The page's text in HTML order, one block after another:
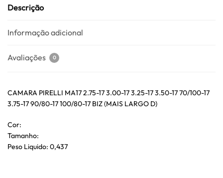
Descrição
Informação adicional
Avaliações 0
CAMARA PIRELLI MA17 2.75-17 3.00-17 3.25-17 3.50-17 70/100-17
3.75-17 90/80-17 100/80-17 BIZ (MAIS LARGO D)
Cor:
Tamanho:
Peso Liquido: 0,437